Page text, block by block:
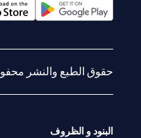
حقوق الطبع والنشر محفوظة ©2026
البنود و الظروف